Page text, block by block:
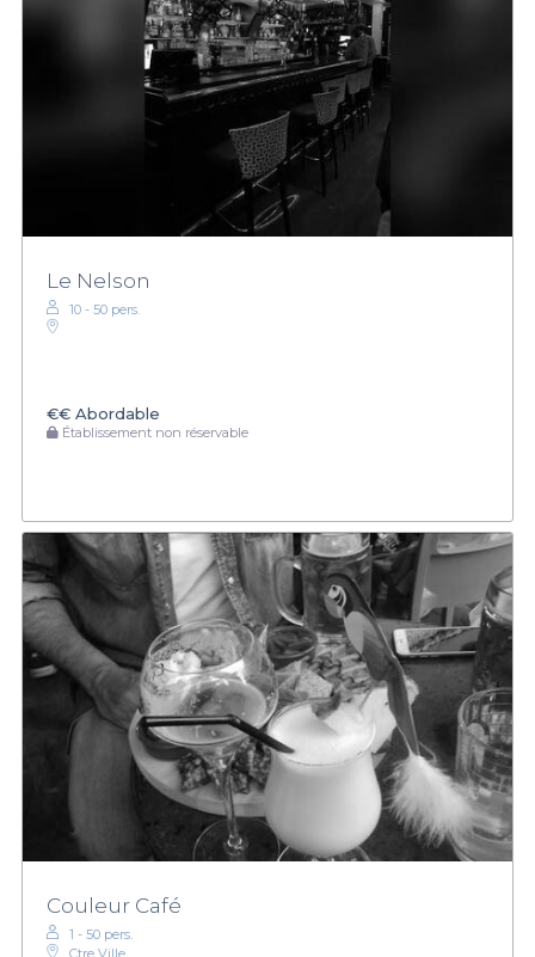
Le Nelson
10 - 50 pers.
€€ Abordable
Établissement non réservable
Couleur Café
1 - 50 pers.
Ctre Ville